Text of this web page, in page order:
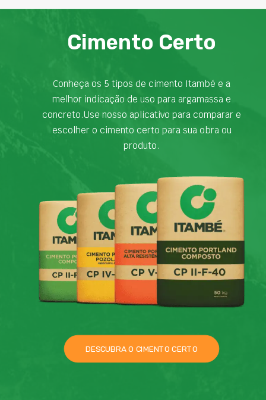
Cimento Certo
Conheça os 5 tipos de cimento Itambé e a
melhor indicação de uso para argamassa e
concreto.Use nosso aplicativo para comparar e
escolher o cimento certo para sua obra ou
produto.
DESCUBRA O CIMENTO CERTO